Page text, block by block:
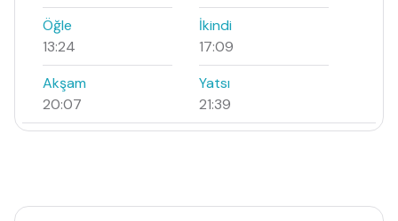
Öğle
13:24
İkindi
17:09
Akşam
20:07
Yatsı
21:39